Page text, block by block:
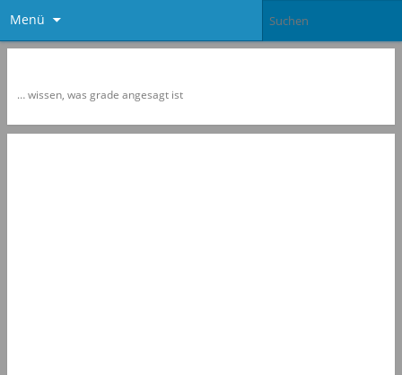
Menü
… wissen, was grade angesagt ist